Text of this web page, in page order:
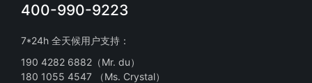
400-990-9223
7*24h 全天候用户支持：
190 4282 6882（Mr. du）
180 1055 4547 （Ms. Crystal）